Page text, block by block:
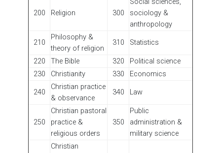
200 Religion 300
Social sciences,
sociology &
anthropology
210
Philosophy &
theory of religion
310 Statistics
220 The Bible 320
Political science
230
Christianity 330 Economics
240
Christian practice
& observance
340 Law
250
Christian pastoral
practice &
religious orders
350
Public
administration &
military science
Christian